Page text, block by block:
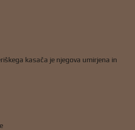
kasača je njegova umirjena in